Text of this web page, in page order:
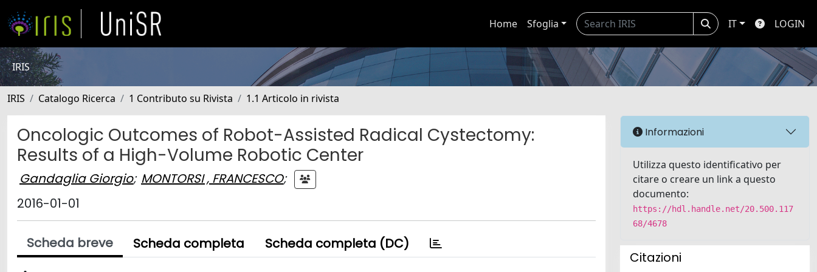
Home Sfoglia IT LOGIN
IRIS
IRIS Catalogo Ricerca 1 Contributo su Rivista 1.1 Articolo in rivista
Oncologic Outcomes of Robot-Assisted Radical Cystectomy:
Results of a High-Volume Robotic Center
Gandaglia Giorgio; MONTORSI , FRANCESCO;
2016-01-01
Scheda breve Scheda completa Scheda completa (DC)
Informazioni
Utilizza questo identificativo per
citare o creare un link a questo
documento:
https://hdl.handle.net/20.500.117
68/4678
Citazioni